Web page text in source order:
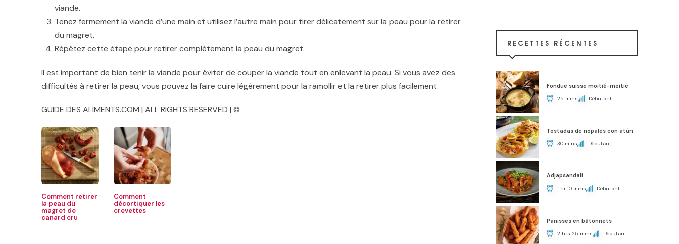
viande.
Tenez fermement la viande d’une main et utilisez l’autre main pour tirer délicatement sur la peau pour la retirer
du magret.
Répétez cette étape pour retirer complètement la peau du magret.
Il est important de bien tenir la viande pour éviter de couper la viande tout en enlevant la peau. Si vous avez des
difficultés à retirer la peau, vous pouvez la faire cuire légèrement pour la ramollir et la retirer plus facilement.
GUIDE DES ALIMENTS.COM | ALL RIGHTS RESERVED | ©
Comment retirer
la peau du
magret de
canard cru
Comment
décortiquer les
crevettes
RECETTES RÉCENTES
Fondue suisse moitié-moitié
25 mins Débutant
Tostadas de nopales con atún
30 mins Débutant
Adjapsandali
1 hr 10 mins Débutant
Panisses en bâtonnets
2 hrs 25 mins Débutant